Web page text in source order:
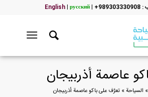
|
English| русский
عاصمة أذربيجان
السياحة» تعرَّف على باكو عاصمة أذربيجان